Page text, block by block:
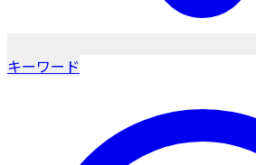
キーワード